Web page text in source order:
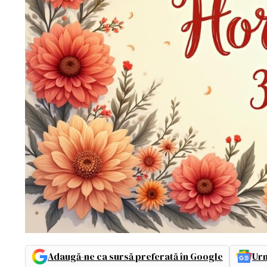
Adaugă-ne ca sursă preferată în Google